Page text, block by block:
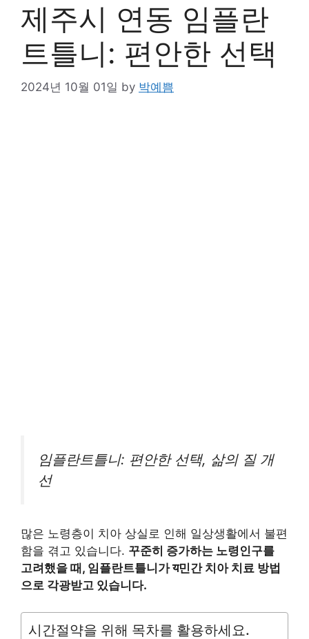
제주시 연동 임플란
트틀니: 편안한 선택
2024년 10월 01일 by 박예쁨
임플란트틀니: 편안한 선택, 삶의 질 개
선
많은 노령층이 치아 상실로 인해 일상생활에서 불편
함을 겪고 있습니다. 꾸준히 증가하는 노령인구를
고려했을 때, 임플란트틀니가 य민간 치아 치료 방법
으로 각광받고 있습니다.
시간절약을 위해 목차를 활용하세요.